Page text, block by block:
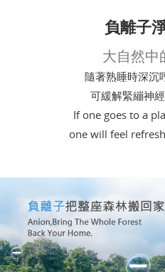
負離子
大自然中
隨著熟睡時深沉
可緩解緊繃神
If one goes to a
one will feel